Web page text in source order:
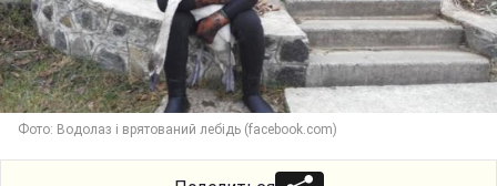
Фото: Водолаз і врятований лебідь (facebook.com)